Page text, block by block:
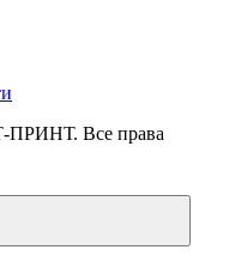
Все права